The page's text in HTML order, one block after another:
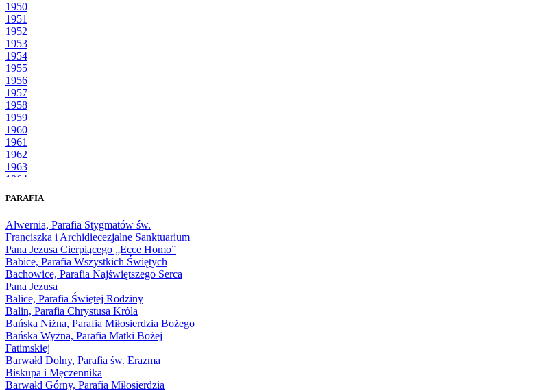
1950
1951
1952
1953
1954
1955
1956
1957
1958
1959
1960
1961
1962
1963
1964
1966
1968
1969
1970
1971
1972
1973
1974
1975
1976
1977
1978
1979
1980
PARAFIA
Alwernia, Parafia Stygmatów św.
Franciszka i Archidiecezjalne Sanktuarium
Pana Jezusa Cierpiącego „Ecce Homo”
Babice, Parafia Wszystkich Świętych
Bachowice, Parafia Najświętszego Serca
Pana Jezusa
Balice, Parafia Świętej Rodziny
Balin, Parafia Chrystusa Króla
Bańska Niżna, Parafia Miłosierdzia Bożego
Bańska Wyżna, Parafia Matki Bożej
Fatimskiej
Barwałd Dolny, Parafia św. Erazma
Biskupa i Męczennika
Barwałd Górny, Parafia Miłosierdzia